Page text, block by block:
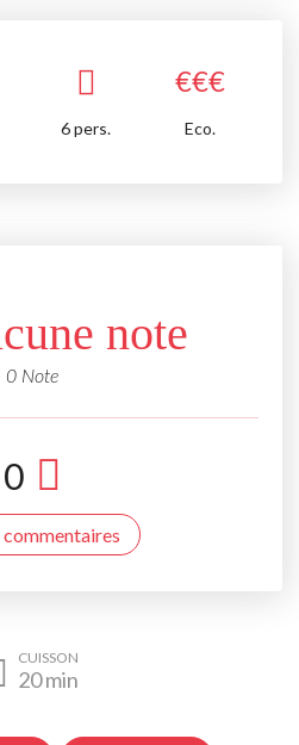
€€€
6 pers. Eco.
note
0 Note
0
CUISSON
20min